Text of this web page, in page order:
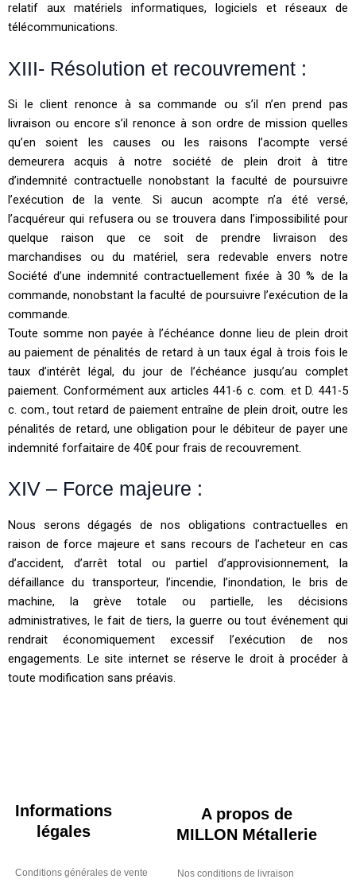
relatif aux matériels informatiques, logiciels et réseaux de
télécommunications.
XIII- Résolution et recouvrement :
Si le client renonce à sa commande ou s’il n’en prend pas
livraison ou encore s’il renonce à son ordre de mission quelles
qu’en soient les causes ou les raisons l’acompte versé
demeurera acquis à notre société de plein droit à titre
d’indemnité contractuelle nonobstant la faculté de poursuivre
l’exécution de la vente. Si aucun acompte n’a été versé,
l’acquéreur qui refusera ou se trouvera dans l’impossibilité pour
quelque raison que ce soit de prendre livraison des
marchandises ou du matériel, sera redevable envers notre
Société d’une indemnité contractuellement fixée à 30 % de la
commande, nonobstant la faculté de poursuivre l’exécution de la
commande.
Toute somme non payée à l’échéance donne lieu de plein droit
au paiement de pénalités de retard à un taux égal à trois fois le
taux d’intérêt légal, du jour de l’échéance jusqu’au complet
paiement. Conformément aux articles 441-6 c. com. et D. 441-5
c. com., tout retard de paiement entraîne de plein droit, outre les
pénalités de retard, une obligation pour le débiteur de payer une
indemnité forfaitaire de 40€ pour frais de recouvrement.
XIV – Force majeure :
Nous serons dégagés de nos obligations contractuelles en
raison de force majeure et sans recours de l’acheteur en cas
d’accident, d’arrêt total ou partiel d’approvisionnement, la
défaillance du transporteur, l’incendie, l’inondation, le bris de
machine, la grève totale ou partielle, les décisions
administratives, le fait de tiers, la guerre ou tout événement qui
rendrait économiquement excessif l’exécution de nos
engagements. Le site internet se réserve le droit à procéder à
toute modification sans préavis.
Informations
légales
Conditions générales de vente
A propos de
MILLON Métallerie
Nos conditions de livraison